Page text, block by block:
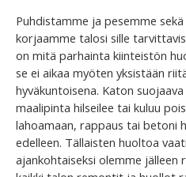
Puhdistamme ja pesemme
korjaamme talosi sille
on mitä parhainta kiinteistön
se ei aikaa myöten yksistään
hyväkuntoisena. Katon
maalipinta hilseilee tai kuluu
lahoamaan, rappaus tai betoni
edelleen. Tällaisten huoltoa
ajankohtaiseksi olemme jälleen